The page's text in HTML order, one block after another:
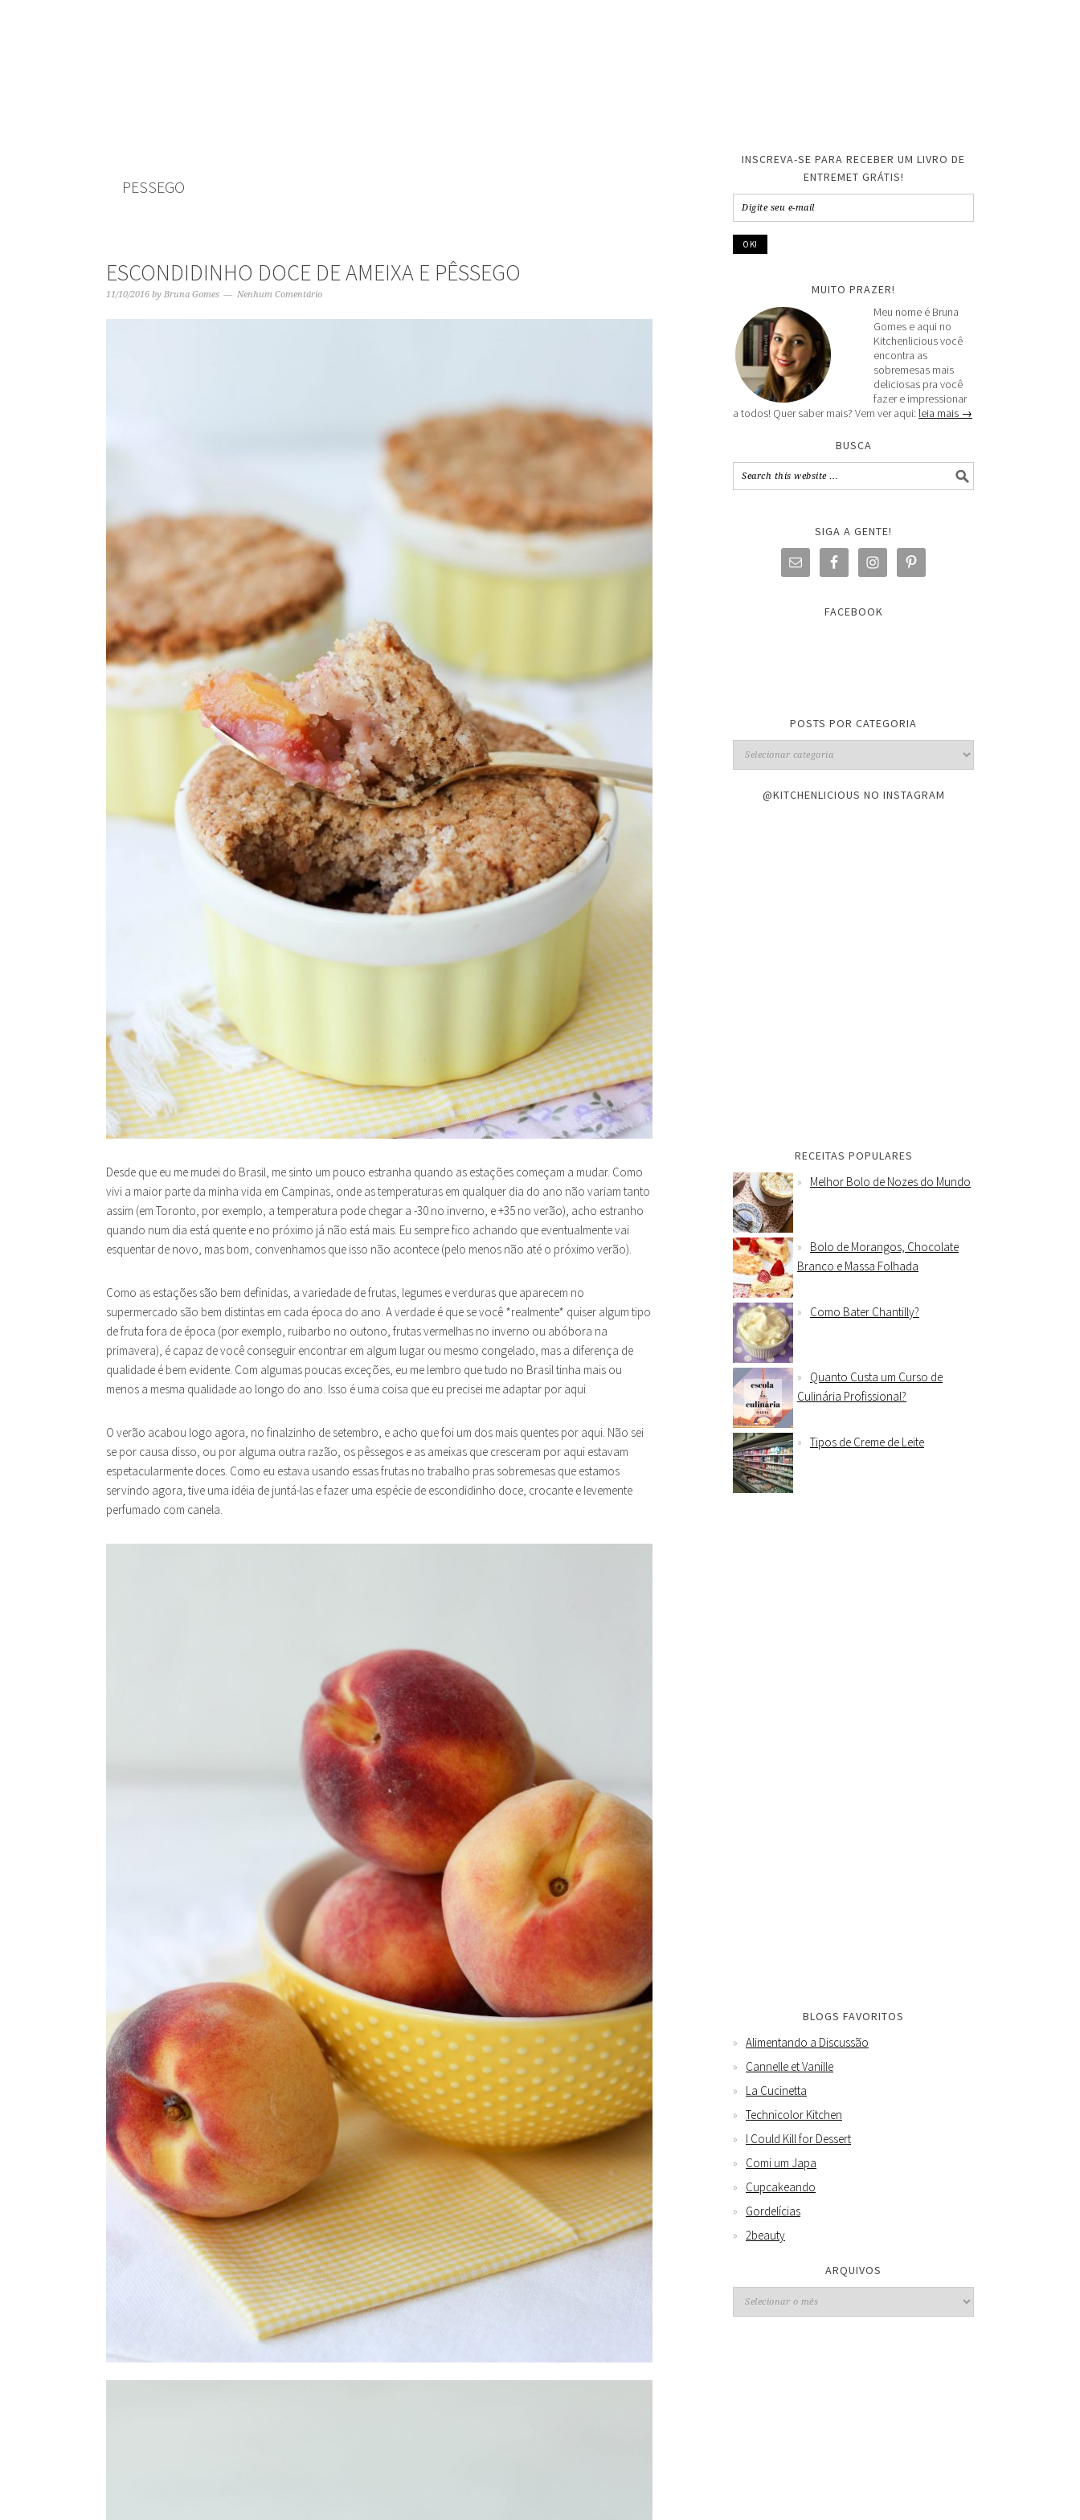
PESSEGO
ESCONDIDINHO DOCE DE AMEIXA E PÊSSEGO
11/10/2016 by Bruna Gomes Nenhum Comentário
Desde que eu me mudei do Brasil, me sinto um pouco estranha quando as estações começam a mudar. Como
vivi a maior parte da minha vida em Campinas, onde as temperaturas em qualquer dia do ano não variam tanto
assim (em Toronto, por exemplo, a temperatura pode chegar a -30 no inverno, e +35 no verão), acho estranho
quando num dia está quente e no próximo já não está mais. Eu sempre fico achando que eventualmente vai
esquentar de novo, mas bom, convenhamos que isso não acontece (pelo menos não até o próximo verão).
Como as estações são bem definidas, a variedade de frutas, legumes e verduras que aparecem no
supermercado são bem distintas em cada época do ano. A verdade é que se você *realmente* quiser algum tipo
de fruta fora de época (por exemplo, ruibarbo no outono, frutas vermelhas no inverno ou abóbora na
primavera), é capaz de você conseguir encontrar em algum lugar ou mesmo congelado, mas a diferença de
qualidade é bem evidente. Com algumas poucas exceções, eu me lembro que tudo no Brasil tinha mais ou
menos a mesma qualidade ao longo do ano. Isso é uma coisa que eu precisei me adaptar por aqui.
O verão acabou logo agora, no finalzinho de setembro, e acho que foi um dos mais quentes por aqui. Não sei
se por causa disso, ou por alguma outra razão, os pêssegos e as ameixas que cresceram por aqui estavam
espetacularmente doces. Como eu estava usando essas frutas no trabalho pras sobremesas que estamos
servindo agora, tive uma idéia de juntá-las e fazer uma espécie de escondidinho doce, crocante e levemente
perfumado com canela.
INSCREVA-SE PARA RECEBER UM LIVRO DE
ENTREMET GRÁTIS!
MUITO PRAZER!
Meu nome é Bruna
Gomes e aqui no
Kitchenlicious você
encontra as
sobremesas mais
deliciosas pra você
fazer e impressionar
a todos! Quer saber mais? Vem ver aqui: leia mais →
BUSCA
SIGA A GENTE!
FACEBOOK
POSTS POR CATEGORIA
@KITCHENLICIOUS NO INSTAGRAM
RECEITAS POPULARES
Melhor Bolo de Nozes do Mundo
Bolo de Morangos, Chocolate
Branco e Massa Folhada
Como Bater Chantilly?
Quanto Custa um Curso de
Culinária Profissional?
Tipos de Creme de Leite
BLOGS FAVORITOS
Alimentando a Discussão
Cannelle et Vanille
La Cucinetta
Technicolor Kitchen
I Could Kill for Dessert
Comi um Japa
Cupcakeando
Gordelícias
2beauty
ARQUIVOS